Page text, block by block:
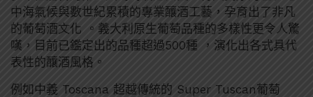
中海氣候與數世紀累積的專業釀酒工藝，孕育出了非凡
的葡萄酒文化 。義大利原生葡萄品種的多樣性更令人驚
嘆，目前已鑑定出的品種超過500種 ，演化出各式具代
表性的釀酒風格。
例如中義 Toscana 超越傳統的 Super Tuscan葡萄